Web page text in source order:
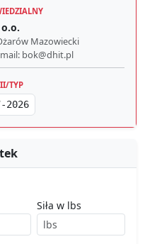
Mazowiecki
bok@dhit.pl
TYP
2026
Siła w lbs